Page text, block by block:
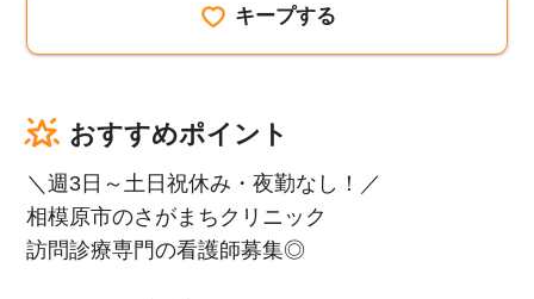
キープする
おすすめポイント
＼週3日～土日祝休み・夜勤なし！／
相模原市のさがまちクリニック
訪問診療専門の看護師募集◎